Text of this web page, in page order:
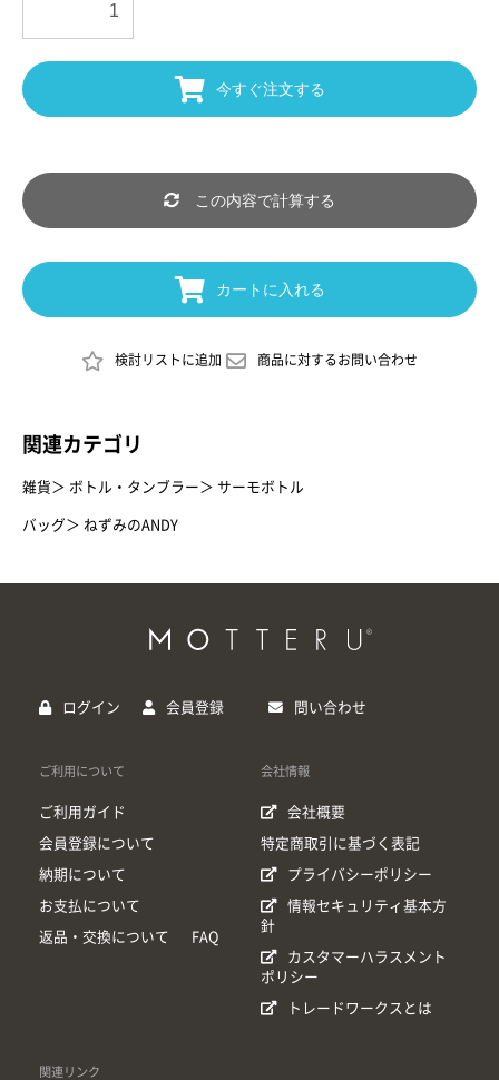
今すぐ注文する
この内容で計算する
カートに入れる
検討リストに追加 商品に対するお問い合わせ
関連カテゴリ
雑貨 ＞ ボトル・タンブラー ＞ サーモボトル
バッグ ＞ ねずみのANDY
ログイン 会員登録 問い合わせ
ご利用について
ご利用ガイド
会員登録について
納期について
お支払について
返品・交換について FAQ
会社情報
会社概要
特定商取引に基づく表記
プライバシーポリシー
情報セキュリティ基本方
針
カスタマーハラスメント
ポリシー
トレードワークスとは
関連リンク